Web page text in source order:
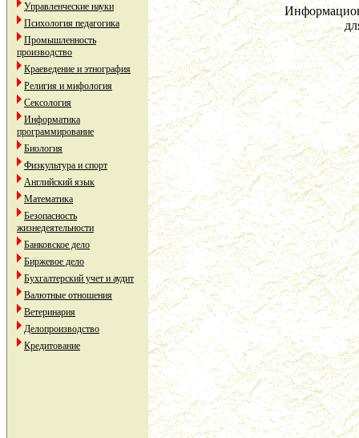
Управленческие науки
Психология педагогика
Промышленность
производство
Краеведение и этнография
Религия и мифология
Сексология
Информатика
программирование
Биология
Физкультура и спорт
Английский язык
Математика
Безопасность
жизнедеятельности
Банковское дело
Биржевое дело
Бухгалтерский учет и аудит
Валютные отношения
Ветеринария
Делопроизводство
Кредитование